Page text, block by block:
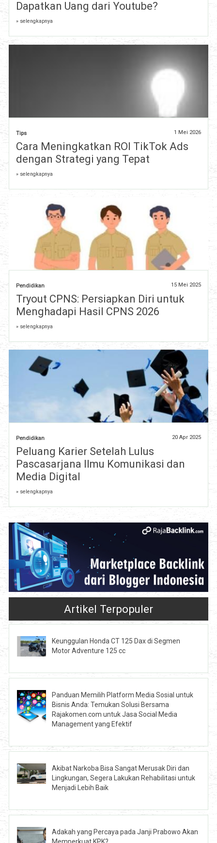
Dapatkan Uang dari Youtube?
» selengkapnya
Tips 1 Mei 2026
Cara Meningkatkan ROI TikTok Ads
dengan Strategi yang Tepat
» selengkapnya
Pendidikan 15 Mei 2025
Tryout CPNS: Persiapkan Diri untuk
Menghadapi Hasil CPNS 2026
» selengkapnya
Pendidikan 20 Apr 2025
Peluang Karier Setelah Lulus
Pascasarjana Ilmu Komunikasi dan
Media Digital
» selengkapnya
Artikel Terpopuler
Keunggulan Honda CT 125 Dax di Segmen
Motor Adventure 125 cc
Panduan Memilih Platform Media Sosial untuk
Bisnis Anda: Temukan Solusi Bersama
Rajakomen.com untuk Jasa Social Media
Management yang Efektif
Akibat Narkoba Bisa Sangat Merusak Diri dan
Lingkungan, Segera Lakukan Rehabilitasi untuk
Menjadi Lebih Baik
Adakah yang Percaya pada Janji Prabowo Akan